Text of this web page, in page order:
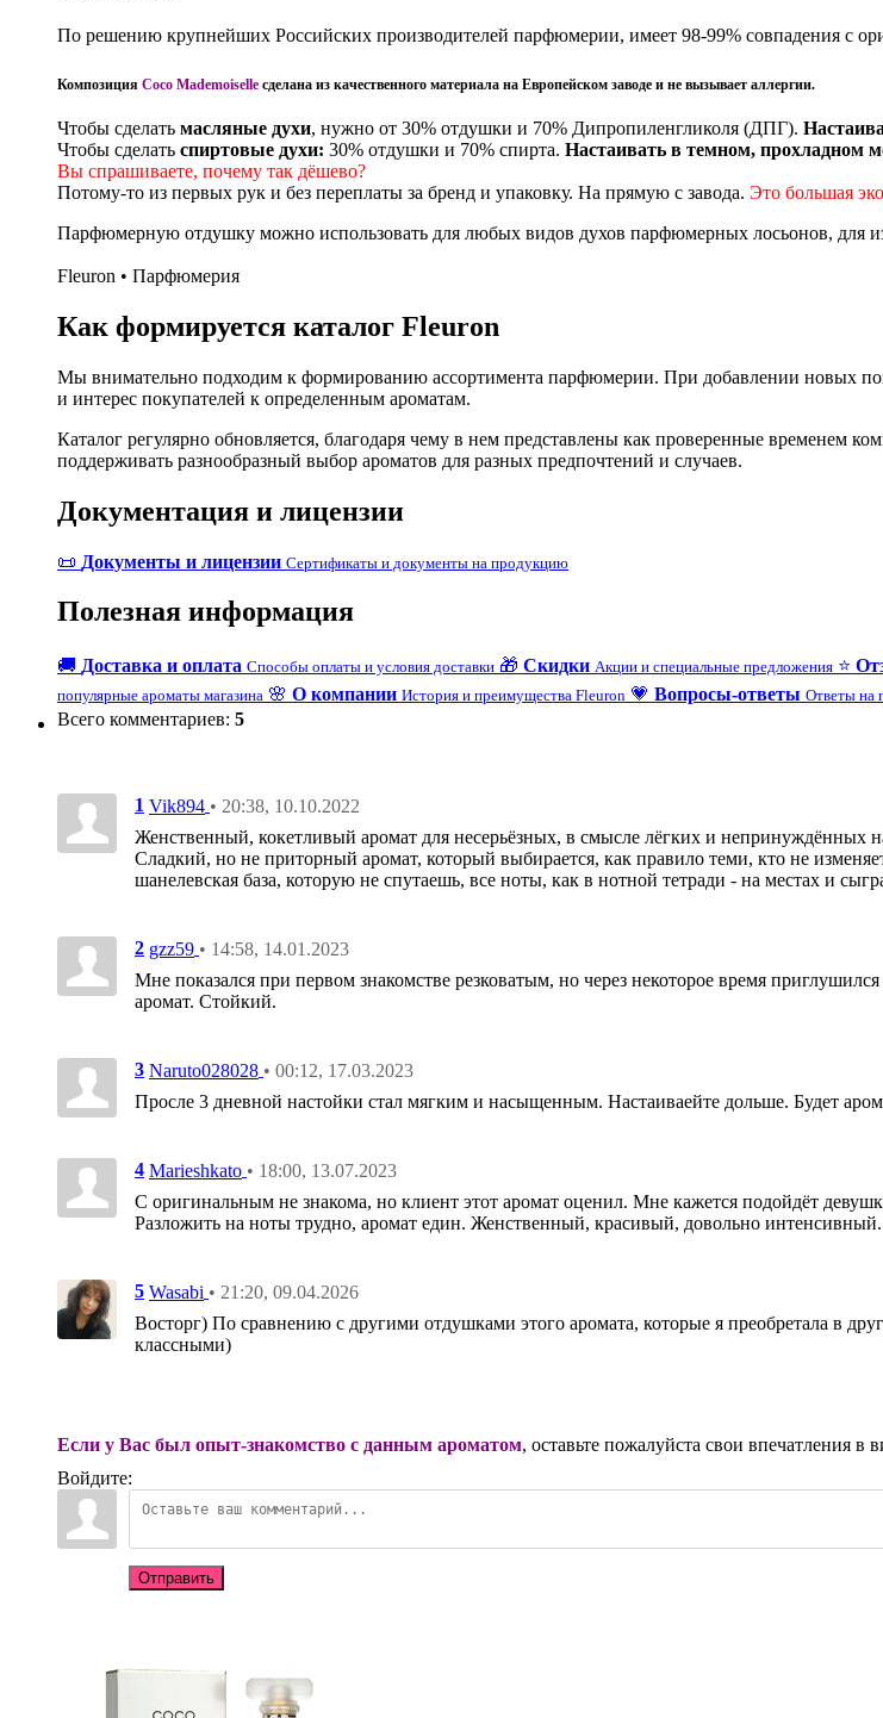
По решению крупнейших Российских производителей парфюмерии, имеет 98-99% совпадения с
Композиция Coco Mademoiselle сделана из качественного материала на Европейском заводе и не вызывает аллергии.
Чтобы сделать масляные духи, нужно от 30% отдушки и 70% Дипропиленгликоля (ДПГ).
Чтобы сделать спиртовые духи: 30% отдушки и 70% спирта. Настаивать в темном, прохладном
Вы спрашиваете, почему так дёшево?
Потому-то из первых рук и без переплаты за бренд и упаковку. На прямую с завода. Это большая
Парфюмерную отдушку можно использовать для любых видов духов парфюмерных лосьонов, для
Fleuron • Парфюмерия
Как формируется каталог Fleuron
Мы внимательно подходим к формированию ассортимента парфюмерии. При добавлении новых
и интерес покупателей к определенным ароматам.
Каталог регулярно обновляется, благодаря чему в нем представлены как проверенные временем
поддерживать разнообразный выбор ароматов для разных предпочтений и случаев.
Документация и лицензии
📜 Документы и лицензии Сертификаты и документы на продукцию
Полезная информация
🚚 Доставка и оплата Способы оплаты и условия доставки 🎁 Скидки Акции и специальные предложения ⭐
популярные ароматы магазина 🌸 О компании История и преимущества Fleuron 💗 Вопросы-ответы Ответы на
Всего комментариев: 5
1 Vik894 • 20:38, 10.10.2022
Женственный, кокетливый аромат для несерьёзных, в смысле лёгких и
Сладкий, но не приторный аромат, который выбирается, как правило теми, кто не
шанелевская база, которую не спутаешь, все ноты, как в нотной тетради - на местах и
2 gzz59 • 14:58, 14.01.2023
Мне показался при первом знакомстве резковатым, но через некоторое время
аромат. Стойкий.
3 Naruto028028 • 00:12, 17.03.2023
Просле 3 дневной настойки стал мягким и насыщенным. Настаиваейте дольше. Будет
4 Marieshkato • 18:00, 13.07.2023
С оригинальным не знакома, но клиент этот аромат оценил. Мне кажется подойдёт
Разложить на ноты трудно, аромат един. Женственный, красивый, довольно интенсивный.
5 Wasabi • 21:20, 09.04.2026
Восторг) По сравнению с другими отдушками этого аромата, которые я преобретала в
классными)
Если у Вас был опыт-знакомство с данным ароматом, оставьте пожалуйста свои впечатления в
Войдите:
Отправить